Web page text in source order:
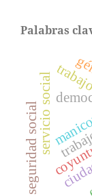
Palabras
servicio social
seguridad social